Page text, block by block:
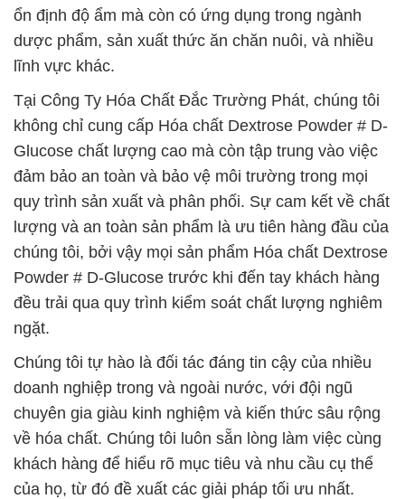
ổn định độ ẩm mà còn có ứng dụng trong ngành
dược phẩm, sản xuất thức ăn chăn nuôi, và nhiều
lĩnh vực khác.
Tại Công Ty Hóa Chất Đắc Trường Phát, chúng tôi
không chỉ cung cấp Hóa chất Dextrose Powder # D-
Glucose chất lượng cao mà còn tập trung vào việc
đảm bảo an toàn và bảo vệ môi trường trong mọi
quy trình sản xuất và phân phối. Sự cam kết về chất
lượng và an toàn sản phẩm là ưu tiên hàng đầu của
chúng tôi, bởi vậy mọi sản phẩm Hóa chất Dextrose
Powder # D-Glucose trước khi đến tay khách hàng
đều trải qua quy trình kiểm soát chất lượng nghiêm
ngặt.
Chúng tôi tự hào là đối tác đáng tin cậy của nhiều
doanh nghiệp trong và ngoài nước, với đội ngũ
chuyên gia giàu kinh nghiệm và kiến thức sâu rộng
về hóa chất. Chúng tôi luôn sẵn lòng làm việc cùng
khách hàng để hiểu rõ mục tiêu và nhu cầu cụ thể
của họ, từ đó đề xuất các giải pháp tối ưu nhất.